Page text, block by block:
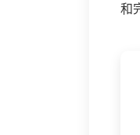
和